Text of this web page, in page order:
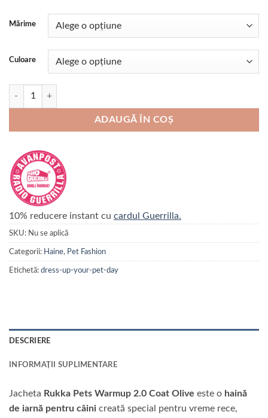
Mărime
Culoare
Cantitate Jacheta calduroasa de iarna Rukka WARMUP 2.0 COAT
ADAUGĂ ÎN COȘ
10% reducere instant cu cardul Guerrilla.
SKU: Nu se aplică
Categorii: Haine, Pet Fashion
Etichetă: dress-up-your-pet-day
DESCRIERE
INFORMAȚII SUPLIMENTARE
Jacheta Rukka Pets Warmup 2.0 Coat Olive este o haină
de iarnă pentru câini creată special pentru vreme rece,